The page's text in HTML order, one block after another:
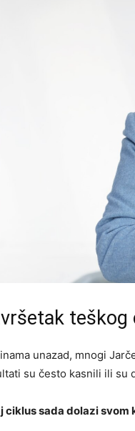
teškog
unazad, mnogi
su često kasnili ili su
ciklus sada dolazi svom